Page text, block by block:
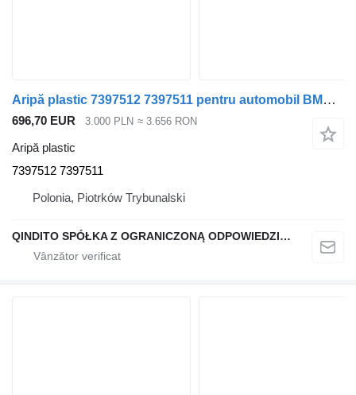
Aripă plastic 7397512 7397511 pentru automobil BMW X4 G02 M-PAKIET
696,70 EUR 3.000 PLN ≈ 3.656 RON
Aripă plastic
7397512 7397511
Polonia, Piotrków Trybunalski
QINDITO SPÓŁKA Z OGRANICZONĄ ODPOWIEDZIALNOŚCIĄ